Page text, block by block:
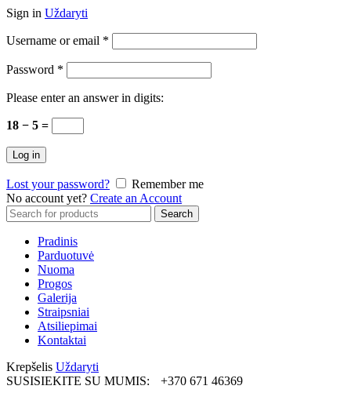
Sign in Uždaryti
Username or email *
Password *
Please enter an answer in digits:
18 − 5 =
Log in
Lost your password?
Remember me
No account yet? Create an Account
Search
for:
Search
Pradinis
Parduotuvė
Nuoma
Progos
Galerija
Straipsniai
Atsiliepimai
Kontaktai
Krepšelis Uždaryti
SUSISIEKITE SU MUMIS:
+370 671 46369